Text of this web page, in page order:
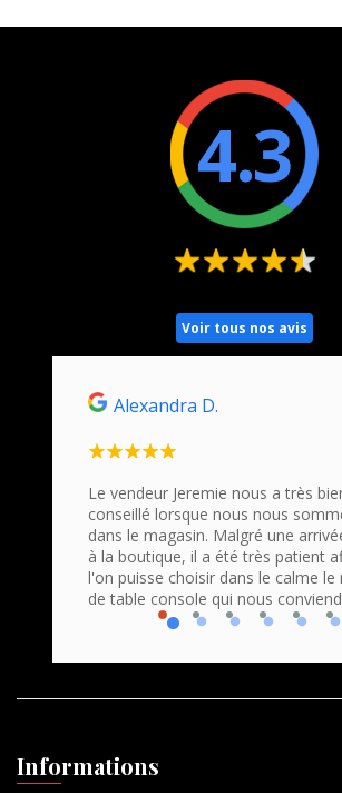
4.3
Voir tous nos avis
Alexandra D.
Le vendeur Jeremie nous a très
conseillé lorsque nous nous
dans le magasin. Malgré une
à la boutique, il a été très patient
l'on puisse choisir dans le calme le
de table console qui nous
Informations